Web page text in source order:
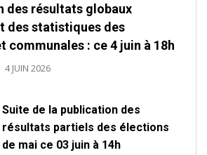
des résultats globaux
des statistiques des
communales : ce 4 juin à 18h
4 JUIN 2026
Suite de la publication des
résultats partiels des élections
de mai ce 03 juin à 14h